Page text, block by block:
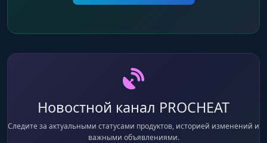
Новостной канал PROCHEAT
Следите за актуальными статусами продуктов, историей изменений и
важными объявлениями.